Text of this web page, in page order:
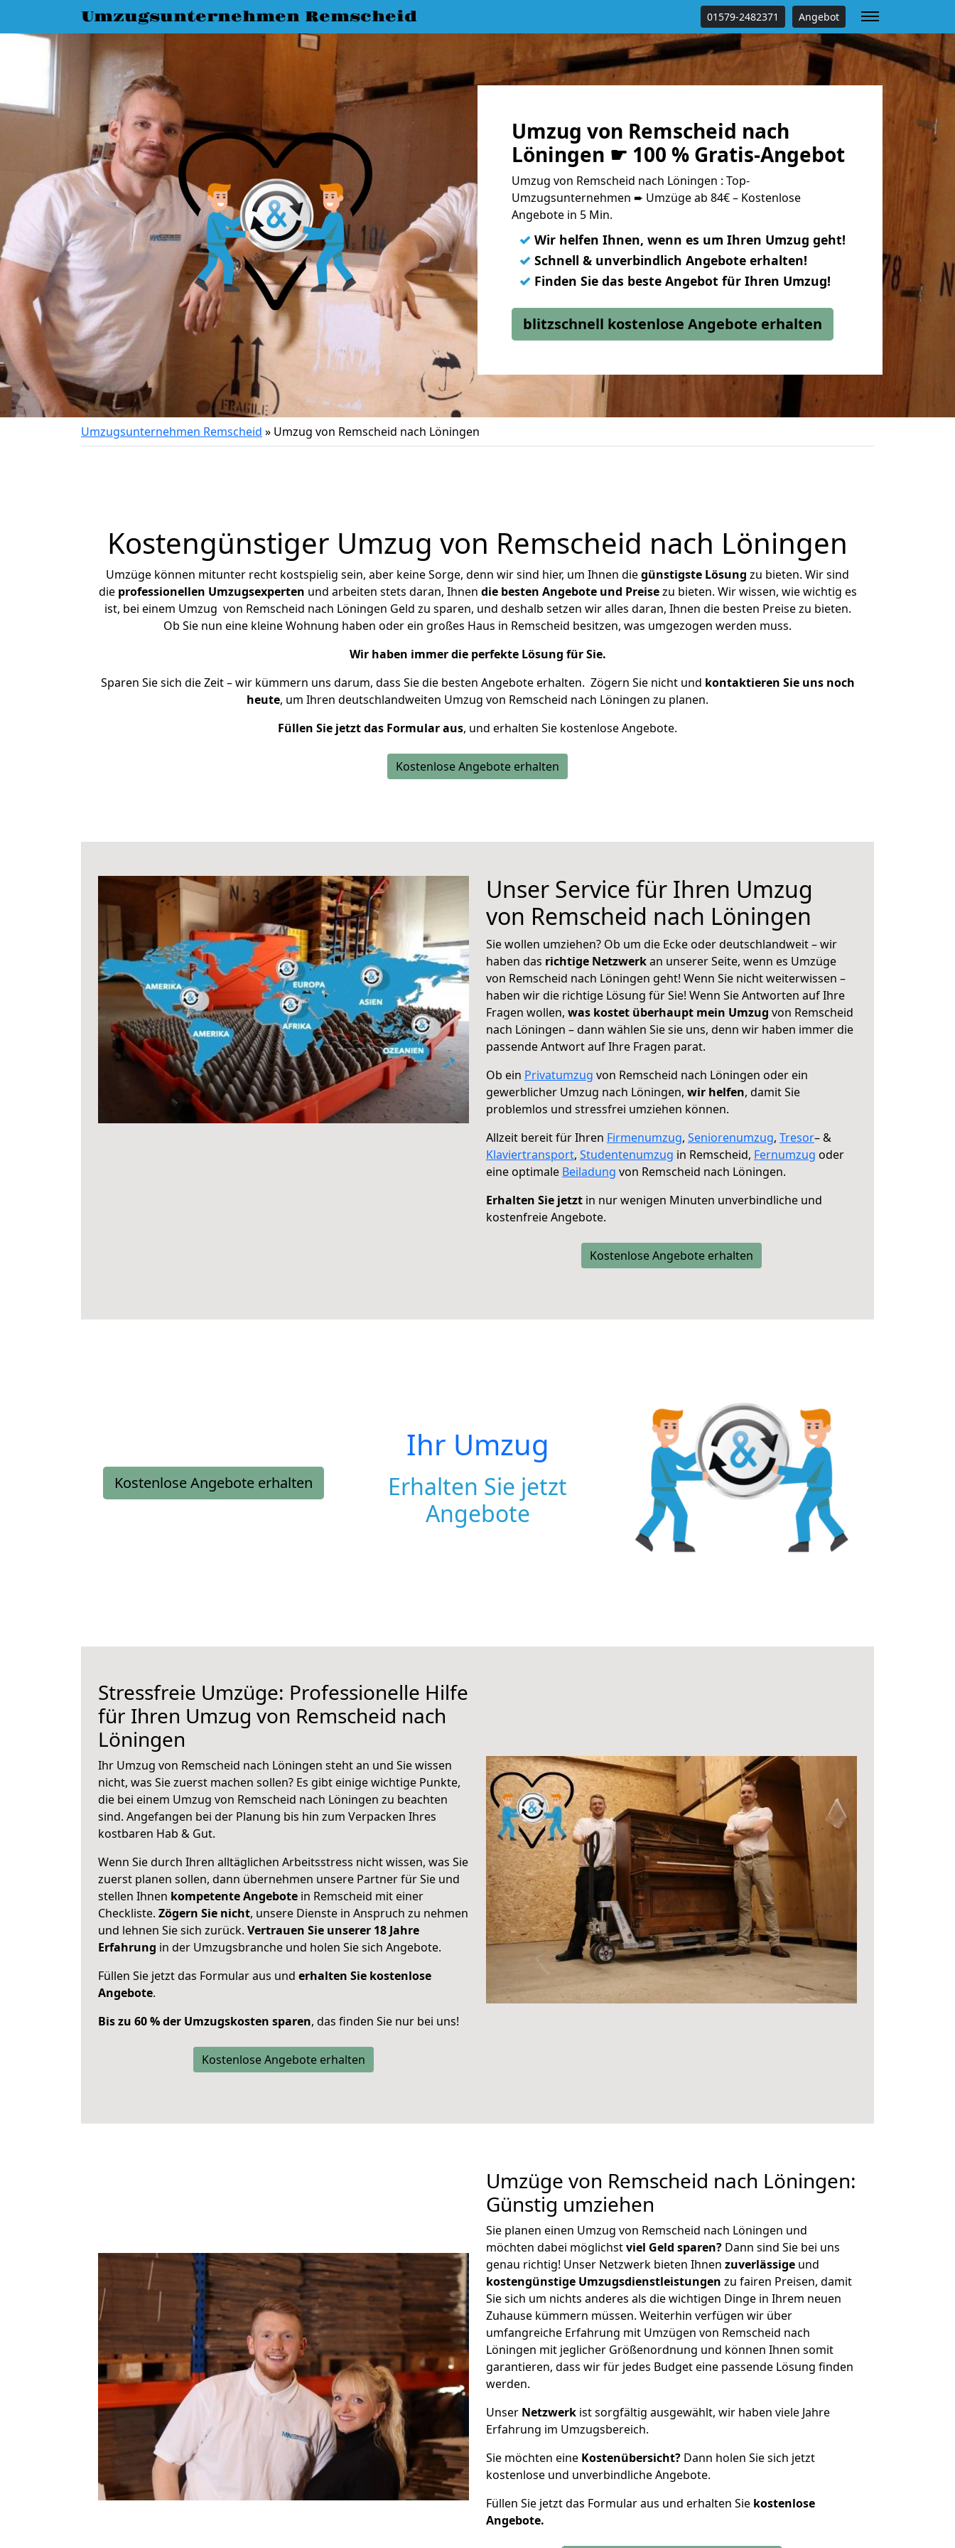
Umzugsunternehmen Remscheid 01579-2482371 Angebot
Umzug von Remscheid nach
Löningen ☛ 100 % Gratis-Angebot
Umzug von Remscheid nach Löningen : Top-
Umzugsunternehmen ➨ Umzüge ab 84€ – Kostenlose
Angebote in 5 Min.
✓ Wir helfen Ihnen, wenn es um Ihren Umzug geht!
✓ Schnell & unverbindlich Angebote erhalten!
✓ Finden Sie das beste Angebot für Ihren Umzug!
blitzschnell kostenlose Angebote erhalten
Umzugsunternehmen Remscheid » Umzug von Remscheid nach Löningen
Kostengünstiger Umzug von Remscheid nach Löningen
Umzüge können mitunter recht kostspielig sein, aber keine Sorge, denn wir sind hier, um Ihnen diegünstigste Lösung zu bieten. Wir sind
die professionellen Umzugsexperten und arbeiten stets daran, Ihnen die besten Angebote und Preisezu bieten. Wir wissen, wie wichtig es
ist, bei einem Umzug von Remscheid nach Löningen Geld zu sparen, und deshalb setzen wir alles daran, Ihnen die besten Preise zu bieten.
Ob Sie nun eine kleine Wohnung haben oder ein großes Haus in Remscheid besitzen, was umgezogen werden muss.
Wir haben immer die perfekte Lösung für Sie.
Sparen Sie sich die Zeit – wir kümmern uns darum, dass Sie die besten Angebote erhalten. Zögern Sie nicht und kontaktieren Sie uns noch
heute, um Ihren deutschlandweiten Umzug von Remscheid nach Löningen zu planen.
Füllen Sie jetzt das Formular aus, und erhalten Sie kostenlose Angebote.
Kostenlose Angebote erhalten
Unser Service für Ihren Umzug
von Remscheid nach Löningen
Sie wollen umziehen? Ob um die Ecke oder deutschlandweit – wir
haben das richtige Netzwerkan unserer Seite, wenn es Umzüge
von Remscheid nach Löningen geht! Wenn Sie nicht weiterwissen –
haben wir die richtige Lösung für Sie! Wenn Sie Antworten auf Ihre
Fragen wollen, was kostet überhaupt mein Umzug von Remscheid
nach Löningen – dann wählen Sie sie uns, denn wir haben immer die
passende Antwort auf Ihre Fragen parat.
Ob ein Privatumzug von Remscheid nach Löningen oder ein
gewerblicher Umzug nach Löningen, wir helfen, damit Sie
problemlos und stressfrei umziehen können.
Allzeit bereit für Ihren Firmenumzug, Seniorenumzug, Tresor– &
Klaviertransport, Studentenumzug in Remscheid, Fernumzug oder
eine optimale Beiladung von Remscheid nach Löningen.
Erhalten Sie jetzt in nur wenigen Minuten unverbindliche und
kostenfreie Angebote.
Kostenlose Angebote erhalten
Kostenlose Angebote erhalten
Ihr Umzug
Erhalten Sie jetzt
Angebote
Stressfreie Umzüge: Professionelle Hilfe
für Ihren Umzug von Remscheid nach
Löningen
Ihr Umzug von Remscheid nach Löningen steht an und Sie wissen
nicht, was Sie zuerst machen sollen? Es gibt einige wichtige Punkte,
die bei einem Umzug von Remscheid nach Löningen zu beachten
sind. Angefangen bei der Planung bis hin zum Verpacken Ihres
kostbaren Hab & Gut.
Wenn Sie durch Ihren alltäglichen Arbeitsstress nicht wissen, was Sie
zuerst planen sollen, dann übernehmen unsere Partner für Sie und
stellen Ihnen kompetente Angebote in Remscheid mit einer
Checkliste. Zögern Sie nicht, unsere Dienste in Anspruch zu nehmen
und lehnen Sie sich zurück. Vertrauen Sie unserer 18 Jahre
Erfahrung in der Umzugsbranche und holen Sie sich Angebote.
Füllen Sie jetzt das Formular aus und erhalten Sie kostenlose
Angebote.
Bis zu 60 % der Umzugskosten sparen, das finden Sie nur bei uns!
Kostenlose Angebote erhalten
Umzüge von Remscheid nach Löningen:
Günstig umziehen
Sie planen einen Umzug von Remscheid nach Löningen und
möchten dabei möglichstviel Geld sparen? Dann sind Sie bei uns
genau richtig! Unser Netzwerk bieten Ihnen zuverlässige und
kostengünstige Umzugsdienstleistungen zu fairen Preisen, damit
Sie sich um nichts anderes als die wichtigen Dinge in Ihrem neuen
Zuhause kümmern müssen. Weiterhin verfügen wir über
umfangreiche Erfahrung mit Umzügen von Remscheid nach
Löningen mit jeglicher Größenordnung und können Ihnen somit
garantieren, dass wir für jedes Budget eine passende Lösung finden
werden.
Unser Netzwerk ist sorgfältig ausgewählt, wir haben viele Jahre
Erfahrung im Umzugsbereich.
Sie möchten eine Kostenübersicht? Dann holen Sie sich jetzt
kostenlose und unverbindliche Angebote.
Füllen Sie jetzt das Formular aus und erhalten Sie kostenlose
Angebote.